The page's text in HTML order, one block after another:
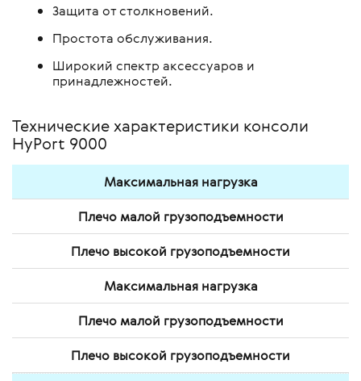
Защита от столкновений.
Простота обслуживания.
Широкий спектр аксессуаров и
принадлежностей.
Технические характеристики консоли
HyPort 9000
Максимальная нагрузка
Плечо малой грузоподъемности
Плечо высокой грузоподъемности
Максимальная нагрузка
Плечо малой грузоподъемности
Плечо высокой грузоподъемности